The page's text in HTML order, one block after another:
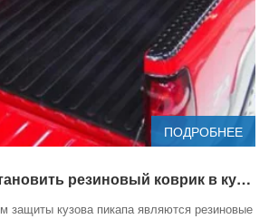
ПОДРОБНЕЕ
Почему стоит установить резиновый коврик в кузов пикапа?
защиты кузова пикапа являются резиновые